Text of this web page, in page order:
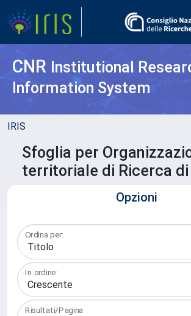
CNR Institutional
Information System
IRIS
Sfoglia per
territoriale di Ricerca di
Opzioni
Ordina per:
In ordine:
Risultati/Pagina